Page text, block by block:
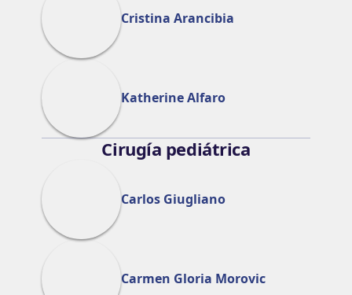
Cristina Arancibia
Katherine Alfaro
Cirugía pediátrica
Carlos Giugliano
Carmen Gloria Morovic